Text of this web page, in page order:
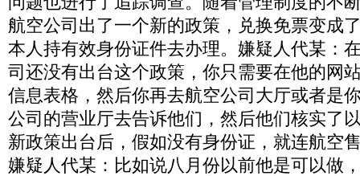
航空公司出了一个新的政策，兑换免票变成
本人持有效身份证件去办理。嫌疑人代某：
司还没有出台这个政策，你只需要在他的网
信息表格，然后你再去航空公司大厅或者是
公司的营业厅去告诉他们，然后他们核实了
新政策出台后，假如没有身份证，就连航空
嫌疑人代某：比如说八月份以前他是可以做